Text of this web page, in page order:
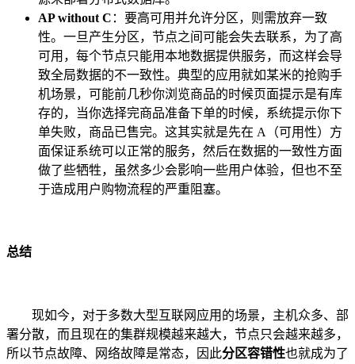
AP without C ：要高可用并允许分区，则需放弃一致
性。一旦产生分区，节点之间可能会失去联系，为了高
可用，每个节点只能用本地数据提供服务，而这样会导
致全局数据的不一致性。典型的应用就如某米的抢购手
机场景，可能前几秒你浏览商品的时候页面提示是有库
存的，当你选择完商品准备下单的时候，系统提示你下
单失败，商品已售完。这其实就是先在 A（可用性）方
面保证系统可以正常的服务，然后在数据的一致性方面
做了些牺牲，虽然多少会影响一些用户体验，但也不至
于造成用户购物流程的严重阻塞。
总结
现如今，对于多数大型互联网应用的场景，主机众多、部
署分散，而且现在的集群规模越来越大，节点只会越来越多，
所以节点故障、网络故障是常态，因此分区容错性也就成为了